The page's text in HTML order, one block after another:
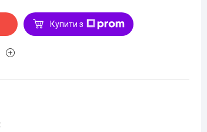
Купити з